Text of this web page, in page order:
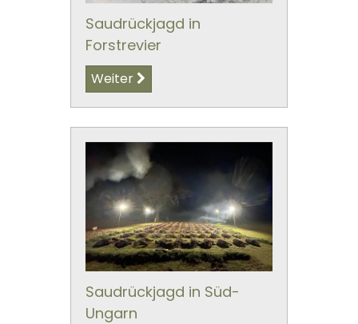
Saudrückjagd in
Forstrevier
Weiter
Saudrückjagd in Süd-
Ungarn